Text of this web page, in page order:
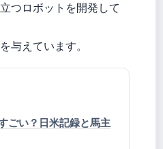
つロボットを開発して
与えています。
ごい？日米記録と馬主